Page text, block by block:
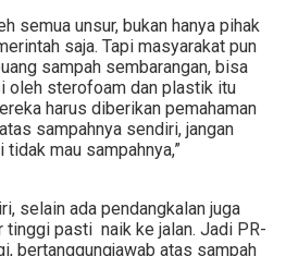
semua unsur, bukan hanya pihak
saja. Tapi masyarakat pun
sampah sembarangan, bisa
oleh sterofoam dan plastik itu
harus diberikan pemahaman
sampahnya sendiri, jangan
tidak mau sampahnya,”
selain ada pendangkalan juga
tinggi pasti naik ke jalan. Jadi PR-
bertanggungjawab atas sampah